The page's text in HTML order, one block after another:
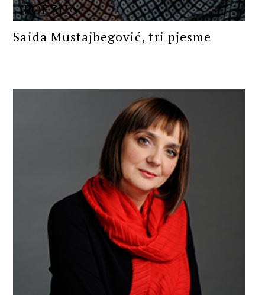
POEZIJA
Saida Mustajbegović, tri pjesme